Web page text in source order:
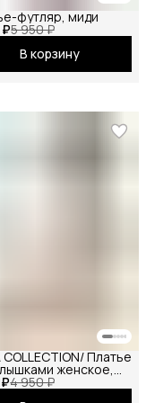
₽5 950 ₽
футляр, миди
В корзину
₽4 950 ₽
COLLECTION/ Платье
женское,
вечернее,